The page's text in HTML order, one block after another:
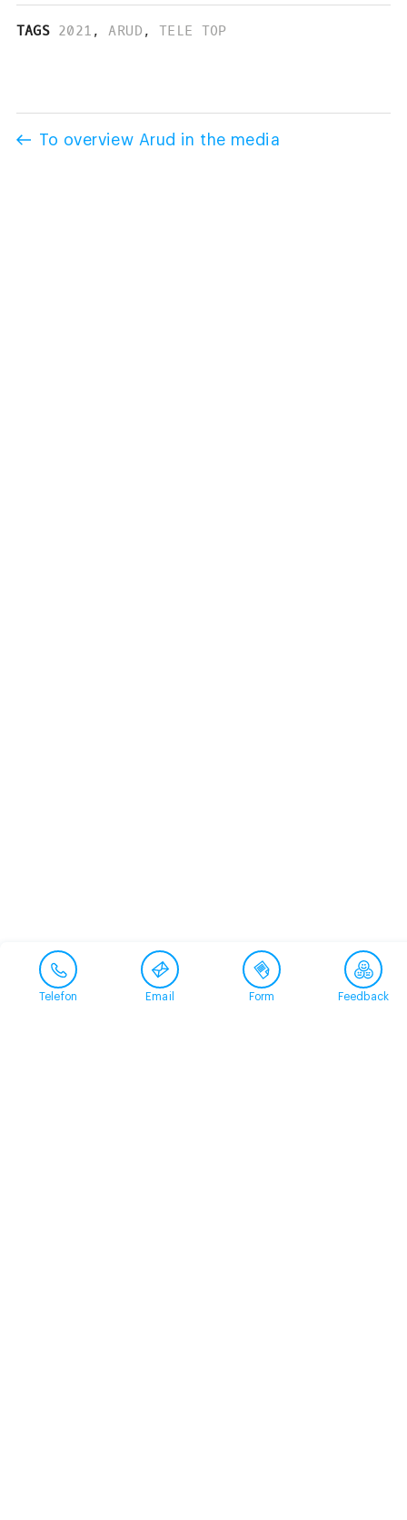
TAGS 2021 , ARUD , TELE TOP
To overview Arud in the media
Telefon Email Form Feedback